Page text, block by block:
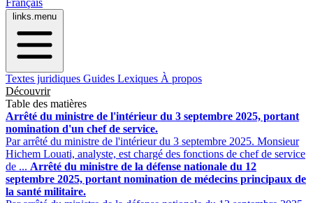
Français
links.menu
Textes juridiques Guides Lexiques À propos
Découvrir
Table des matières
Arrêté du ministre de l'intérieur du 3 septembre 2025, portant
nomination d'un chef de service.
Par arrêté du ministre de l'intérieur du 3 septembre 2025. Monsieur
Hichem Louati, analyste, est chargé des fonctions de chef de service
de ... Arrêté du ministre de la défense nationale du 12
septembre 2025, portant nomination de médecins principaux de
la santé militaire.